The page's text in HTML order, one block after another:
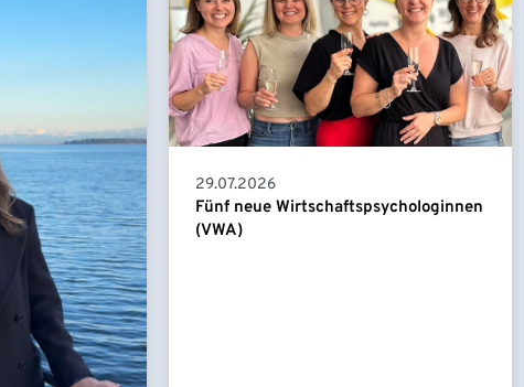
29.07.2026
Fünf neue Wirtschaftspsychologinnen
(VWA)